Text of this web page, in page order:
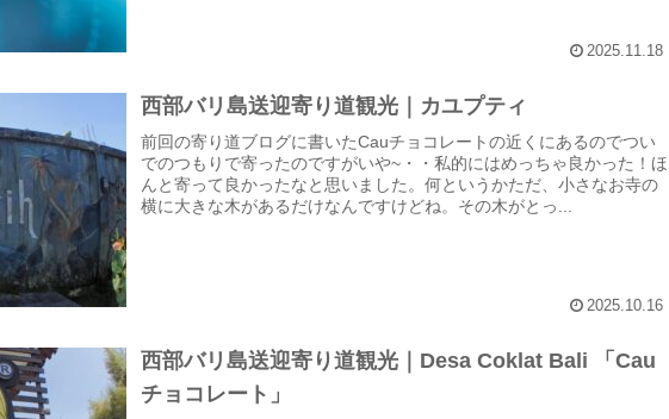
2025.11.18
西部バリ島送迎寄り道観光｜カユプティ
前回の寄り道ブログに書いたCauチョコレートの近くにあるのでつい
でのつもりで寄ったのですがいや~・・私的にはめっちゃ良かった！ほ
んと寄って良かったなと思いました。何というかただ、小さなお寺の
横に大きな木があるだけなんですけどね。その木がとっ...
2025.10.16
西部バリ島送迎寄り道観光｜Desa Coklat Bali 「Cau
チョコレート」